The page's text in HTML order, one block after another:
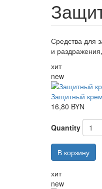
Средства для
и
хит
new
Защитный
16,80 BYN
Quantity
В корзину
хит
new